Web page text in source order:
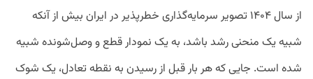
از سال ۱۴۰۴ تصویر سرمایه‌گذاری خطرپذیر در ایران بیش از آنکه
شبیه یک منحنی رشد باشد، به یک نمودار قطع‌ و ‌وصل‌شونده شبیه
شده است. جایی که هر بار قبل از رسیدن به نقطه تعادل، یک شوک